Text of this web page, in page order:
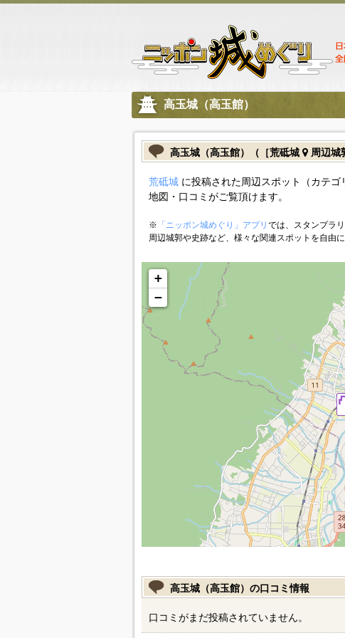
高玉城（高玉館）
高玉城（高玉館）（［荒砥城 周辺城
荒砥城に投稿された周辺スポット（カテゴ
地図・口コミがご覧頂けます。
※ 「ニッポン城めぐり」アプリ では、スタンプラ
周辺城郭や史跡など、様々な関連スポットを自由に
+
−
高玉城（高玉館）の口コミ情報
口コミがまだ投稿されていません。